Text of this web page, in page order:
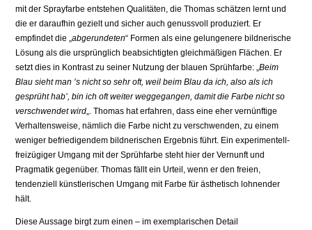
mit der Sprayfarbe entstehen Qualitäten, die Thomas schätzen lernt und
die er daraufhin gezielt und sicher auch genussvoll produziert. Er
empfindet die „abgerundeten“ Formen als eine gelungenere bildnerische
Lösung als die ursprünglich beabsichtigten gleichmäßigen Flächen. Er
setzt dies in Kontrast zu seiner Nutzung der blauen Sprühfarbe: „Beim
Blau sieht man ’s nicht so sehr oft, weil beim Blau da ich, also als ich
gesprüht hab’, bin ich oft weiter weggegangen, damit die Farbe nicht so
verschwendet wird„. Thomas hat erfahren, dass eine eher vernünftige
Verhaltensweise, nämlich die Farbe nicht zu verschwenden, zu einem
weniger befriedigendem bildnerischen Ergebnis führt. Ein experimentell-
freizügiger Umgang mit der Sprühfarbe steht hier der Vernunft und
Pragmatik gegenüber. Thomas fällt ein Urteil, wenn er den freien,
tendenziell künstlerischen Umgang mit Farbe für ästhetisch lohnender
hält.
Diese Aussage birgt zum einen – im exemplarischen Detail